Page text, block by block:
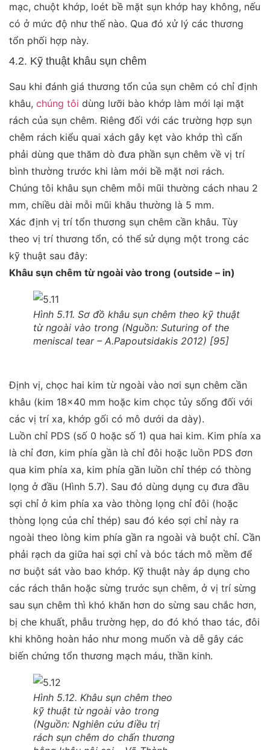
mạc, chuột khớp, loét bề mặt sụn khớp hay không, nếu
có ở mức độ như thế nào. Qua đó xử lý các thương
tổn phối hợp này.
4.2. Kỹ thuật khâu sụn chêm
Sau khi đánh giá thương tổn của sụn chêm có chỉ định
khâu, chúng tôi dùng lưỡi bào khớp làm mới lại mặt
rách của sụn chêm. Riêng đối với các trường hợp sụn
chêm rách kiểu quai xách gây kẹt vào khớp thì cấn
phải dùng que thăm dò đưa phần sụn chêm về vị trí
bình thường trước khi làm mới bề mặt nơi rách.
Chúng tôi khâu sụn chêm mỗi mũi thường cách nhau 2
mm, chiều dài mỗi mũi khâu thường là 5 mm.
Xác định vị trí tổn thương sụn chêm cần khâu. Tùy
theo vị trí thương tổn, có thể sử dụng một trong các
kỹ thuật sau đây:
Khâu sụn chêm từ ngoài vào trong (outside – in)
Hình 5.11. Sơ đồ khâu sụn chêm theo kỹ thuật
từ ngoài vào trong (Nguồn: Suturing of the
meniscal tear – A.Papoutsidakis 2012) [95]
Định vị, chọc hai kim từ ngoài vào nơi sụn chêm cần
khâu (kim 18×40 mm hoặc kim chọc tủy sống đối với
các vị trí xa, khớp gối có mô dưới da dày).
Luồn chỉ PDS (số 0 hoặc số 1) qua hai kim. Kim phía xa
là chỉ đơn, kim phía gần là chỉ đôi hoặc luồn PDS đơn
qua kim phía xa, kim phía gần luồn chỉ thép có thòng
lọng ở đầu (Hình 5.7). Sau đó dùng dụng cụ đưa đầu
sợi chỉ ở kim phía xa vào thòng lọng chỉ đôi (hoặc
thòng lọng của chỉ thép) sau đó kéo sợi chỉ này ra
ngoài theo lòng kim phía gần ra ngoài và buột chỉ. Cần
phải rạch da giữa hai sợi chỉ và bóc tách mô mềm để
nơ buột sát vào bao khớp. Kỹ thuật này áp dụng cho
các rách thân hoặc sừng trước sụn chêm, ở vị trí sừng
sau sụn chêm thì khó khăn hơn do sừng sau chắc hơn,
bị che khuất, phẫu trường hẹp, do đó khó thao tác, đôi
khi không hoàn hảo như mong muốn và dễ gây các
biến chứng tổn thương mạch máu, thần kinh.
Hình 5.12. Khâu sụn chêm theo
kỹ thuật từ ngoài vào trong
(Nguồn: Nghiên cứu điều trị
rách sụn chêm do chấn thương